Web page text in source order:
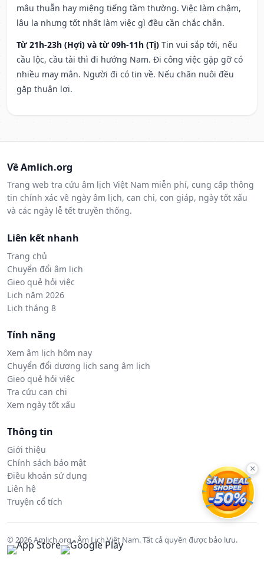
mâu thuẫn hay miệng tiếng tầm thường. Việc làm chậm,
lâu la nhưng tốt nhất làm việc gì đều cần chắc chắn.
Từ 21h-23h (Hợi) và từ 09h-11h (Tị) Tin vui sắp tới, nếu
cầu lộc, cầu tài thì đi hướng Nam. Đi công việc gặp gỡ có
nhiều may mắn. Người đi có tin về. Nếu chăn nuôi đều
gặp thuận lợi.
Về Amlich.org
Trang web tra cứu âm lịch Việt Nam miễn phí, cung cấp thông
tin chính xác về ngày âm lịch, can chi, con giáp, ngày tốt xấu
và các ngày lễ tết truyền thống.
Liên kết nhanh
Trang chủ
Chuyển đổi âm lịch
Gieo quẻ hỏi việc
Lịch năm 2026
Lịch tháng 8
Tính năng
Xem âm lịch hôm nay
Chuyển đổi dương lịch sang âm lịch
Gieo quẻ hỏi việc
Tra cứu can chi
Xem ngày tốt xấu
Thông tin
Giới thiệu
Chính sách bảo mật
Điều khoản sử dụng
Liên hệ
Truyện cổ tích
© 2026 Amlich.org - Âm Lịch Việt Nam. Tất cả quyền được bảo lưu.
×